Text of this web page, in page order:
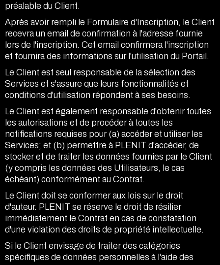
préalable du Client.
Après avoir rempli le Formulaire d'Inscription, le Client
recevra un email de confirmation à l'adresse fournie
lors de l'inscription. Cet email confirmera l'inscription
et fournira des informations sur l'utilisation du Portail.
Le Client est seul responsable de la sélection des
Services et s'assure que leurs fonctionnalités et
conditions d'utilisation répondent à ses besoins.
Le Client est également responsable d'obtenir toutes
les autorisations et de procéder à toutes les
notifications requises pour (a) accéder et utiliser les
Services; et (b) permettre à PLENIT d'accéder, de
stocker et de traiter les données fournies par le Client
(y compris les données des Utilisateurs, le cas
échéant) conformément au Contrat.
Le Client doit se conformer aux lois sur le droit
d'auteur. PLENIT se réserve le droit de résilier
immédiatement le Contrat en cas de constatation
d'une violation des droits de propriété intellectuelle.
Si le Client envisage de traiter des catégories
spécifiques de données personnelles à l'aide des